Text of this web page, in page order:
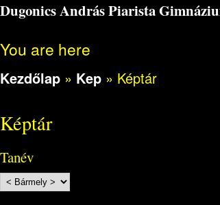
Dugonics András Piarista
You are here
Kezdőlap » Kep » Képtár
Képtár
Tanév